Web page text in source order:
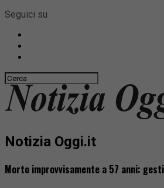
Seguici su
Notizia Oggi.it
Morto improvvisamente a 57 anni: